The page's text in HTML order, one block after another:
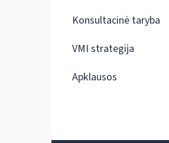
Konsultacinė taryba
VMI strategija
Apklausos